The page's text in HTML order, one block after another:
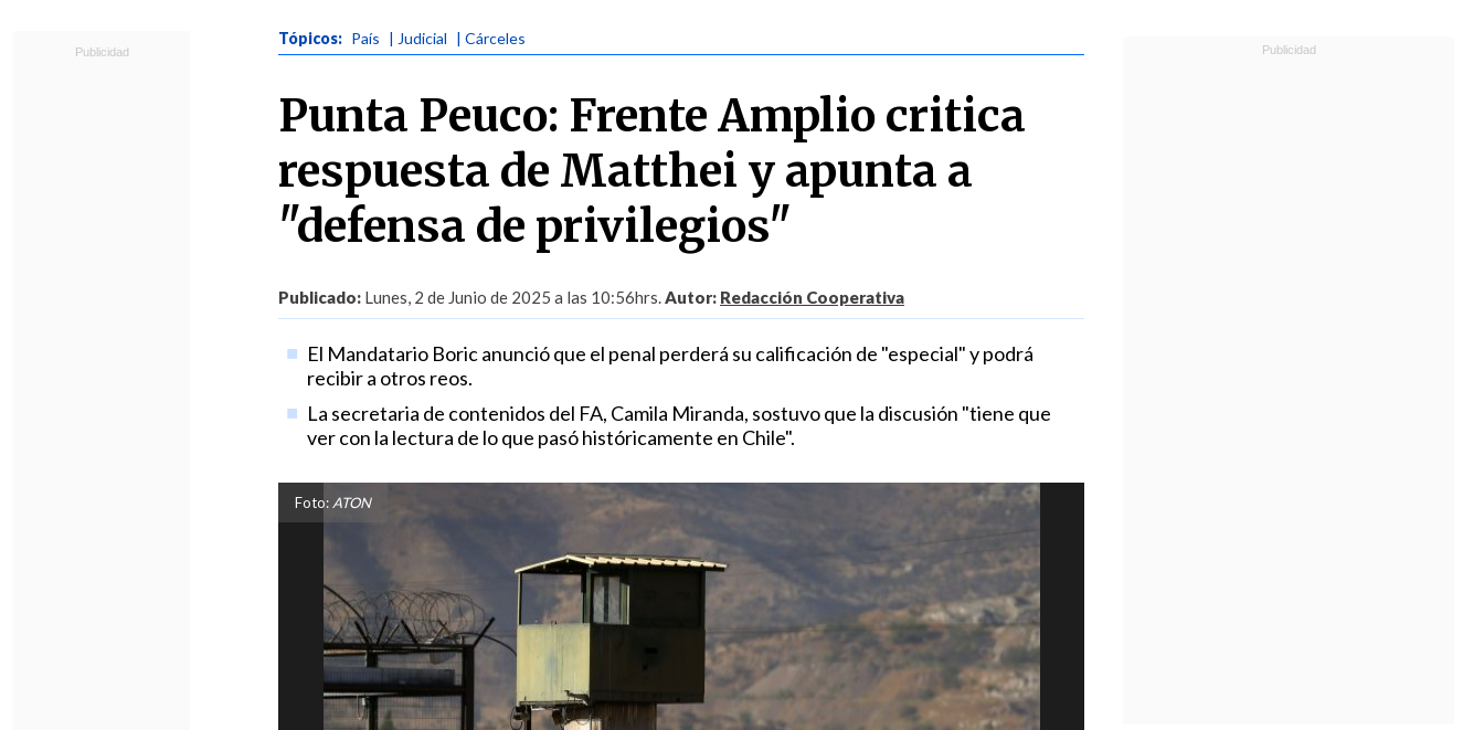
Tópicos: País | Judicial | Cárceles
Punta Peuco: Frente Amplio critica
respuesta de Matthei y apunta a
"defensa de privilegios"
Publicado: Lunes, 2 de Junio de 2025 a las 10:56hrs.Autor: Redacción Cooperativa
El Mandatario Boric anunció que el penal perderá su calificación de "especial" y podrá
recibir a otros reos.
La secretaria de contenidos del FA, Camila Miranda, sostuvo que la discusión "tiene que
ver con la lectura de lo que pasó históricamente en Chile".
Foto: ATON